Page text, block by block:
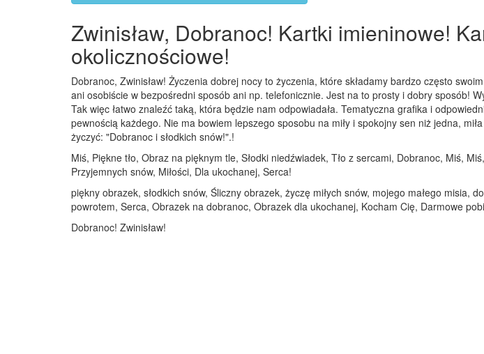
Zwinisław, Dobranoc! Kartki imieninowe!
okolicznościowe!
Dobranoc, Zwinisław! Życzenia dobrej nocy to życzenia, które składamy bardzo często
ani osobiście w bezpośredni sposób ani np. telefonicznie. Jest na to prosty i dobry sposób!
Tak więc łatwo znaleźć taką, która będzie nam odpowiadała. Tematyczna grafika i
pewnością każdego. Nie ma bowiem lepszego sposobu na miły i spokojny sen niż jedna,
życzyć: "Dobranoc i słodkich snów!".!
Miś, Piękne tło, Obraz na pięknym tle, Słodki niedźwiadek, Tło z sercami, Dobranoc, Miś,
Przyjemnych snów, Miłości, Dla ukochanej, Serca!
piękny obrazek, słodkich snów, Śliczny obrazek, życzę miłych snów, mojego małego misia,
powrotem, Serca, Obrazek na dobranoc, Obrazek dla ukochanej, Kocham Cię, Darmowe
Dobranoc! Zwinisław!